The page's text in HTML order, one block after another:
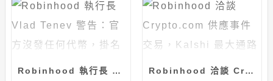
Robinhood 執行長 Vlad Tenev 警告：官方沒發任何代幣，掛名的全是迷因幣 Robinhood 洽談 Crypto.com 供應事件交易，Kalshi 最大通路成對手